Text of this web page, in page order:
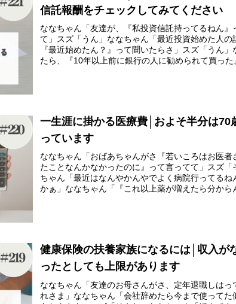
信託報酬をチェックしてみてください
ななちゃん「友達が、『私投資信託持ってるねん』
て」スズ「うん」ななちゃん「最近投資始めた人の
『最近始めたん？』って聞いたらさ」スズ「うん」
たら、『10年以上前に銀行の人に勧められて買った
一生涯に掛かる医療費│およそ半分は70
っています
ななちゃん「おばあちゃんがさ『若いころはお医者
たことなんかなかったのに』って言ってて」スズ「
ちゃん「最近はなんやかんやでよく病院行ってるね
かぁ」ななちゃん「『これ以上薬が増えたら分から
健康保険の扶養家族になるには│収入が
ったとしても上限があります
ななちゃん「友達のお母さんがさ、定年退職しはっ
れさま」ななちゃん「会社辞めたら今まで使ってた